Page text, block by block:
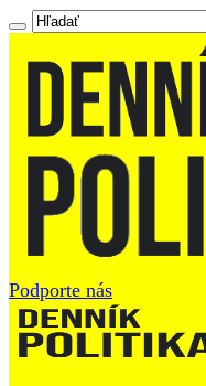
Podporte nás